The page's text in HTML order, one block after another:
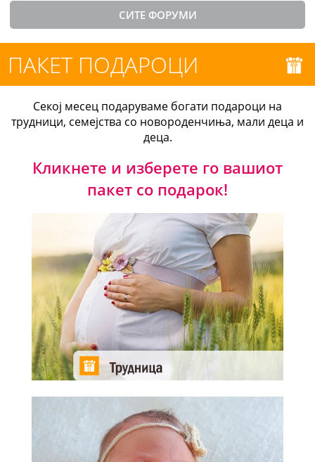
СИТЕ ФОРУМИ
ПАКЕТ ПОДАРОЦИ
Секој месец подаруваме богати подароци на
трудници, семејства со новороденчиња, мали деца и
деца.
Кликнете и изберете го вашиот
пакет со подарок!